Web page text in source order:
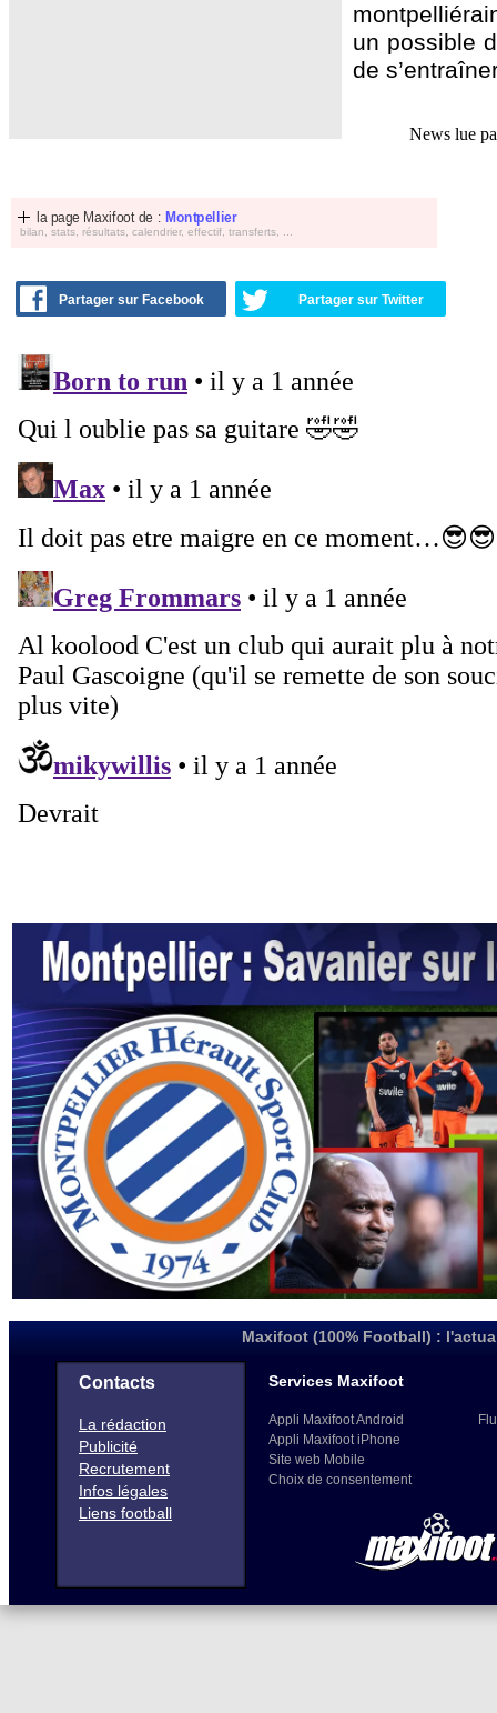
un possible
de
News lue
la page Maxifoot de : Montpellier
bilan, stats, résultats, calendrier, effectif, transferts, ...
Partager sur Facebook Partager sur Twitter
Maxifoot (100% Football) :
Contacts
La rédaction
Publicité
Recrutement
Infos légales
Liens football
Services Maxifoot
Appli Maxifoot Android
Appli Maxifoot iPhone
Site web Mobile
Choix de consentement